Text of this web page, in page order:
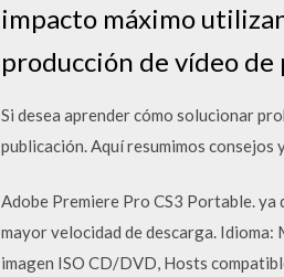
impacto máximo
producción de vídeo
Si desea aprender cómo solucionar
publicación. Aquí resumimos
Adobe Premiere Pro CS3 Portable.
mayor velocidad de descarga.
imagen ISO CD/DVD, Hosts